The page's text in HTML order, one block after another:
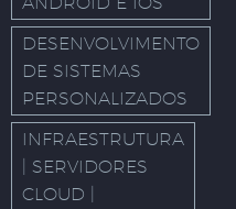
DESENVOLVIMENTO
DE SISTEMAS
PERSONALIZADOS
INFRAESTRUTURA
| SERVIDORES
CLOUD |